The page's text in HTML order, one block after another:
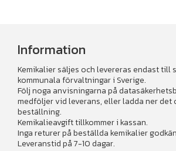
Information
Kemikalier säljes och levereras endast till
kommunala förvaltningar i Sverige.
Följ noga anvisningarna på
medföljer vid leverans, eller ladda ner det
beställning.
Kemikalieavgift tillkommer i kassan.
Inga returer på beställda kemikalier
Leveranstid på 7-10 dagar.